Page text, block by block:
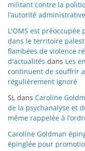
militant contre la
l’autorité
L'OMS est
dans le territoire
flambées de violence
d'actualités dans Les
continuent de souffrir
régulièrement ignoré
SL dans Caroline
de la psychanalyse et
même rappelée à
Caroline Goldman
épinglée pour